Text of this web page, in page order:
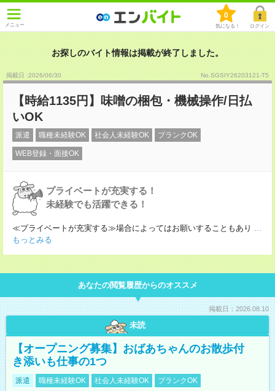
メニュー
0
気になる！ ログイン
お探しのバイト情報は掲載が終了しました。
掲載日 :2026/06/30 No.SGSIY26203121-T5
【時給1135円】味噌の梱包・機械操作/日払
いOK
派遣 職種未経験OK 社会人未経験OK ブランクOK
WEB登録・面接OK
プライベートが充実する！
未経験でも活躍できる！
≪プライベートが充実する≫場合によってはお願いすることもあり ...
もっとみる
あなたの閲覧履歴からのオススメ
掲載日：2026.08.10
未読
【オープニング募集】おばあちゃんのお散歩付
き添いも仕事の1つ
派遣 職種未経験OK 社会人未経験OK
ブランクOK